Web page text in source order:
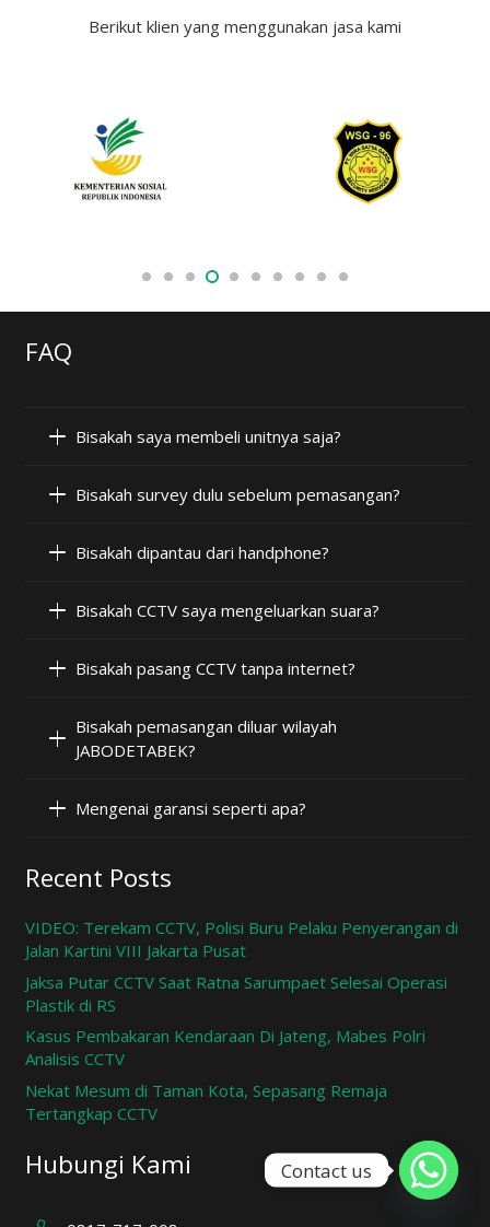
Berikut klien yang menggunakan jasa kami
FAQ
Bisakah saya membeli unitnya saja?
Bisakah survey dulu sebelum pemasangan?
Bisakah dipantau dari handphone?
Bisakah CCTV saya mengeluarkan suara?
Bisakah pasang CCTV tanpa internet?
Bisakah pemasangan diluar wilayah
JABODETABEK?
Mengenai garansi seperti apa?
Recent Posts
VIDEO: Terekam CCTV, Polisi Buru Pelaku Penyerangan di
Jalan Kartini VIII Jakarta Pusat
Jaksa Putar CCTV Saat Ratna Sarumpaet Selesai Operasi
Plastik di RS
Kasus Pembakaran Kendaraan Di Jateng, Mabes Polri
Analisis CCTV
Nekat Mesum di Taman Kota, Sepasang Remaja
Tertangkap CCTV
Hubungi Kami Contact us